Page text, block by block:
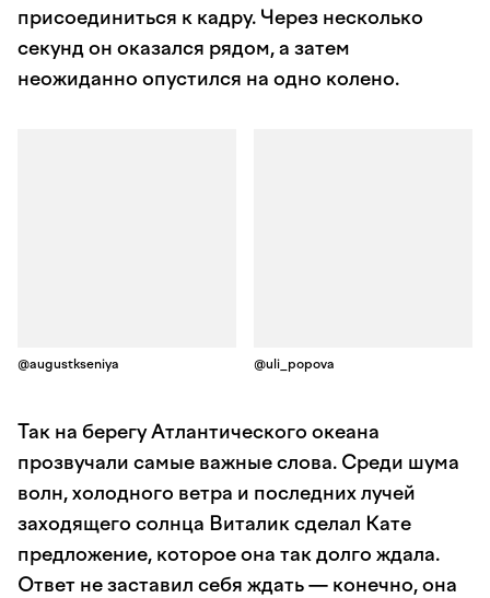
присоединиться к кадру. Через несколько
секунд он оказался рядом, а затем
неожиданно опустился на одно колено.
@augustkseniya @uli_popova
Так на берегу Атлантического океана
прозвучали самые важные слова. Среди шума
волн, холодного ветра и последних лучей
заходящего солнца Виталик сделал Кате
предложение, которое она так долго ждала.
Ответ не заставил себя ждать — конечно, она